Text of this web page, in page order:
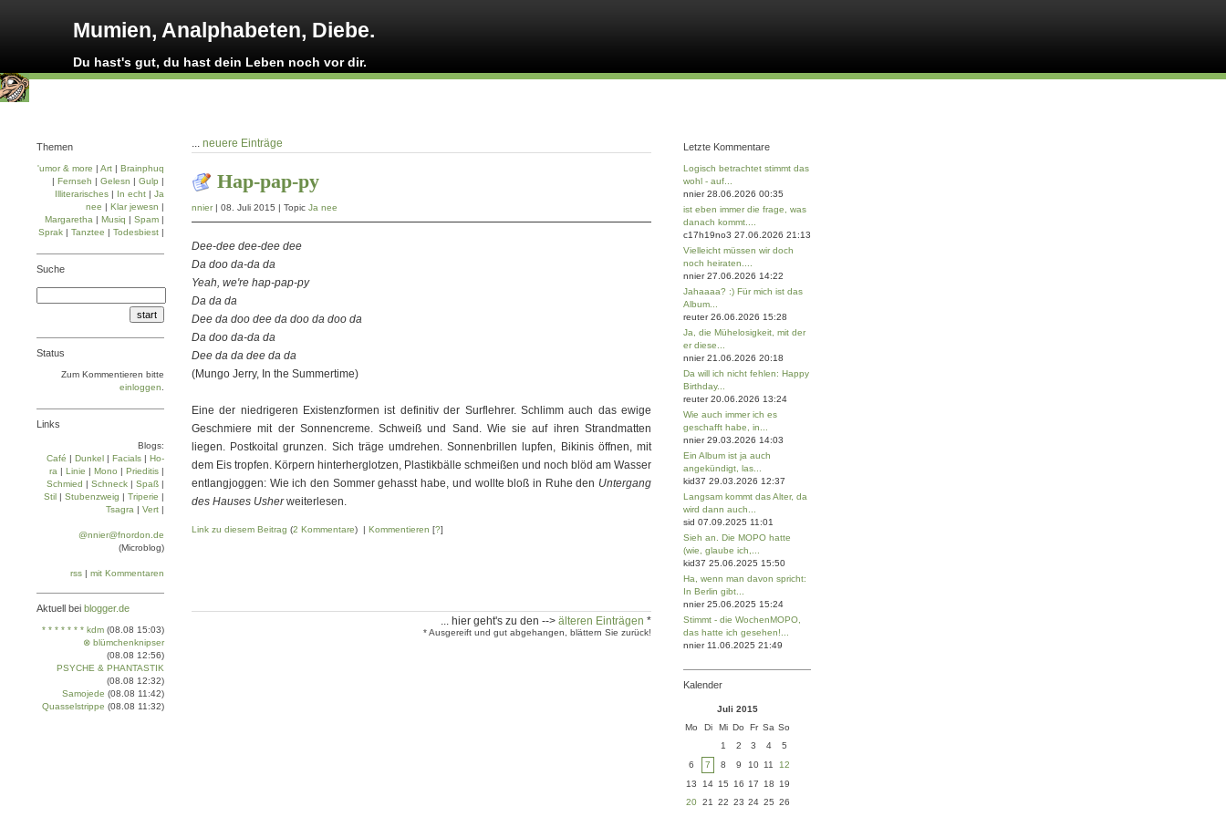
Mumien, Analphabeten, Diebe.
Du hast's gut, du hast dein Leben noch vor dir.
... neuere Einträge
Hap-pap-py
nnier| 08. Juli 2015 | Topic Ja nee
Dee-dee dee-dee dee
Da doo da-da da
Yeah, we're hap-pap-py
Da da da
Dee da doo dee da doo da doo da
Da doo da-da da
Dee da da dee da da
(Mungo Jerry, In the Summertime)
Eine der niedrigeren Existenzformen ist definitiv der Surflehrer. Schlimm auch das ewige
Geschmiere mit der Sonnencreme. Schweiß und Sand. Wie sie auf ihren Strandmatten
liegen. Postkoital grunzen. Sich träge umdrehen. Sonnenbrillen lupfen, Bikinis öffnen, mit
dem Eis tropfen. Körpern hinterherglotzen, Plastikbälle schmeißen und noch blöd am Wasser
entlangjoggen: Wie ich den Sommer gehasst habe, und wollte bloß in Ruhe den Untergang
des Hauses Usherweiterlesen.
Link zu diesem Beitrag (2 Kommentare) | Kommentieren [?]
... hier geht's zu den --> älteren Einträgen *
* Ausgereift und gut abgehangen, blättern Sie zurück!
Themen
'umor & more | Art | Brainphuq
| Fernseh | Gelesn | Gulp |
Illiterarisches | In echt | Ja
nee | Klar jewesn |
Margaretha | Musiq | Spam |
Sprak | Tanztee | Todesbiest |
Suche
Status
Zum Kommentieren bitte
einloggen
Links
Blogs:
Café | Dun­kel | Facials | Ho­
ra | Linie | Mo­no | Prie­di­tis |
Schmied | Schneck | Spaß |
Stil | Stu­ben­zweig | Tri­pe­rie |
Tsa­gra | Vert |
@nnier@fnordon.de
(Microblog)
rss | mit Kommentaren
Aktuell bei blogger.de
* * * * * * * kdm (08.08 15:03)
⊗ blümchenknipser
(08.08 12:56)
PSYCHE & PHANTASTIK
(08.08 12:32)
Samojede (08.08 11:42)
Quasselstrippe (08.08 11:32)
Letzte Kommentare
Logisch betrachtet stimmt das
wohl - auf...
nnier 28.06.2026 00:35
ist eben immer die frage, was
danach kommt....
c17h19no3 27.06.2026 21:13
Vielleicht müssen wir doch
noch heiraten....
nnier 27.06.2026 14:22
Jahaaaa? :) Für mich ist das
Album...
reuter 26.06.2026 15:28
Ja, die Mühelosigkeit, mit der
er diese...
nnier 21.06.2026 20:18
Da will ich nicht fehlen: Happy
Birthday...
reuter 20.06.2026 13:24
Wie auch immer ich es
geschafft habe, in...
nnier 29.03.2026 14:03
Ein Album ist ja auch
angekündigt, las...
kid37 29.03.2026 12:37
Langsam kommt das Alter, da
wird dann auch...
sid 07.09.2025 11:01
Sieh an. Die MOPO hatte
(wie, glaube ich,...
kid37 25.06.2025 15:50
Ha, wenn man davon spricht:
In Berlin gibt...
nnier 25.06.2025 15:24
Stimmt - die WochenMOPO,
das hatte ich gesehen!...
nnier 11.06.2025 21:49
Kalender
Juli 2015
Mo
Di Mi Do Fr Sa So
1
2 3 4
5
6
7 8 9 10 11
12
13
14 15 16 17 18
19
20 21 22 23 24 25 26